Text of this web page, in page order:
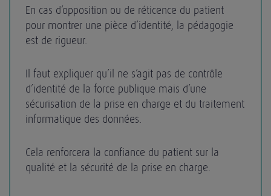
En cas d’opposition ou de réticence du patient
pour montrer une pièce d’identité, la pédagogie
est de rigueur.
Il faut expliquer qu’il ne s’agit pas de contrôle
d’identité de la force publique mais d’une
sécurisation de la prise en charge et du traitement
informatique des données.
Cela renforcera la confiance du patient sur la
qualité et la sécurité de la prise en charge.